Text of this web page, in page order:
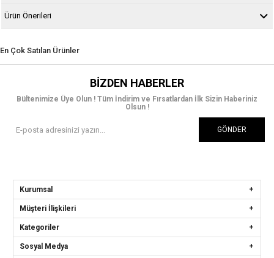
Ürün Önerileri
En Çok Satılan Ürünler
BIZDEN HABERLER
Bültenimize Üye Olun ! Tüm İndirim ve Fırsatlardan İlk Sizin Haberiniz
Olsun !
GÖNDER
Kurumsal
Müşteri İlişkileri
Kategoriler
Sosyal Medya